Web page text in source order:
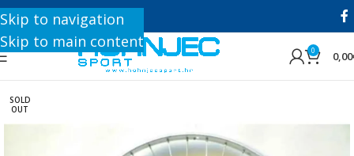
Skip to navigation
Skip to main content
+385 1 8896 200
0 0,00
SOLD
OUT